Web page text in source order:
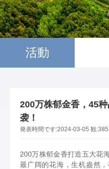
活動
200万株郁金香，45
袭！
発表時間です:2024-03-05 観:385
200万株郁金香打造五大花
最广阔的花海，生机盎然